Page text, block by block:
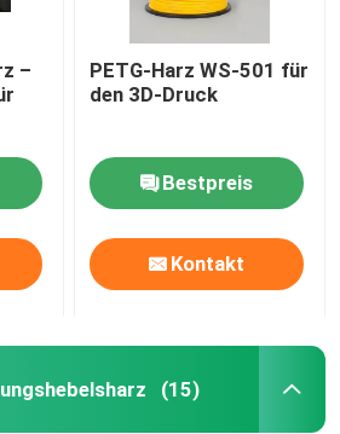
–
PETG-Harz WS-501 für
den 3D-Druck
Bestpreis
Kontakt
(15)